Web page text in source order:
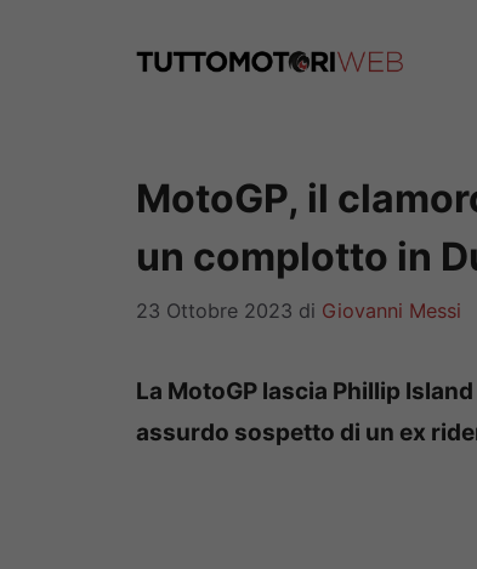
MotoGP, il
un complotto in
23 Ottobre 2023 di Giovanni Messi
La MotoGP lascia Phillip
assurdo sospetto di un ex